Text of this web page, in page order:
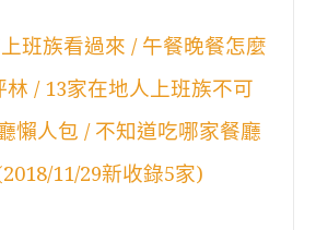
班族看過來 / 午餐晚餐怎麼
林 / 13家在地人上班族不可
懶人包 / 不知道吃哪家餐廳
11/29新收錄5家)